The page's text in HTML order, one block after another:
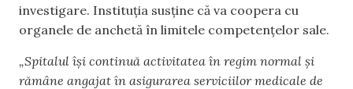
investigare. Instituția susține că va coopera cu
organele de anchetă în limitele competențelor sale.
„Spitalul își continuă activitatea în regim normal și
rămâne angajat în asigurarea serviciilor medicale de